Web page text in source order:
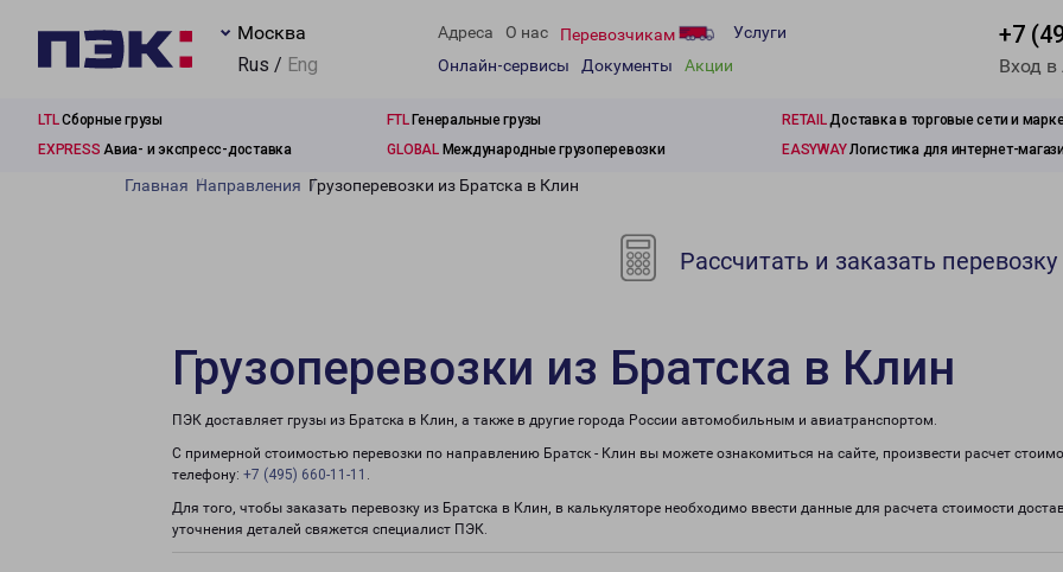
Москва
Rus / Eng
Адреса О нас Перевозчикам
Услуги
Онлайн-сервисы
Документы Акции
+7
Вход
LTLСборные грузы FTLГенеральные грузы RETAILДоставка в торговые сети и
EXPRESS Авиа- и экспресс-доставка GLOBALМеждународные грузоперевозки EASYWAYЛогистика для интернет-
Главная Направления Грузоперевозки из Братска в Клин
Рассчитать и заказать перевозку
Грузоперевозки из Братска в Клин
ПЭК доставляет грузы из Братска в Клин, а также в другие города России автомобильным и авиатранспортом.
С примерной стоимостью перевозки по направлению Братск - Клин вы можете ознакомиться на сайте, произвести расчет
телефону: +7 (495) 660-11-11 .
Для того, чтобы заказать перевозку из Братска в Клин, в калькуляторе необходимо ввести данные для расчета стоимости
уточнения деталей свяжется специалист ПЭК.